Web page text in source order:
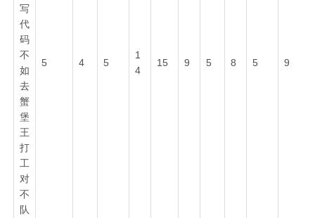
写
代
码
不
如
去
蟹
堡
王
打
工
对
不
队
5 4 5
1
4
15 9 5 8 5 9